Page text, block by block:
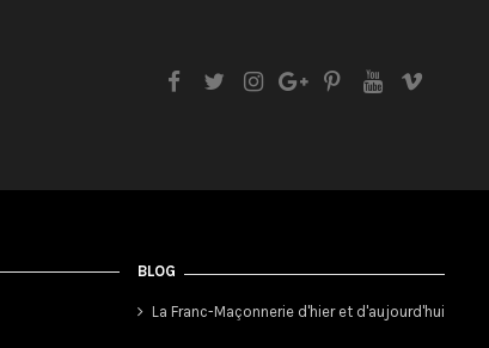
BLOG
La Franc-Maçonnerie d'hier et d'aujourd'hui